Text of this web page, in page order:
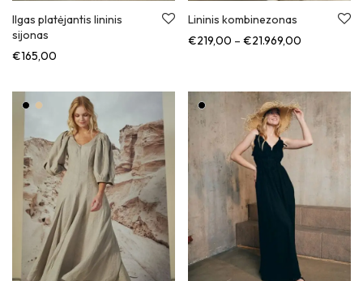
Ilgas platėjantis lininis
sijonas
€165,00
Lininis kombinezonas
€219,00 – €21.969,00